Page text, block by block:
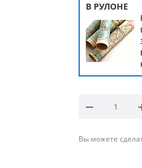
В РУЛОНЕ
Вы можете